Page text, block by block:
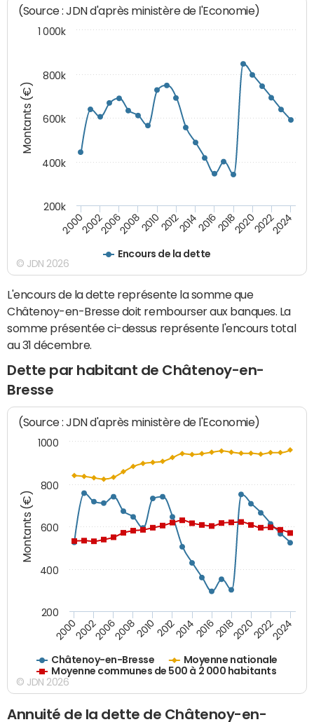
Montants (€)
(Source : JDN d'après ministère de l'Economie)
Encours de la dette
200020022006200820102012201420162018202020222024
400k
600k
800k
200k
1 000k
© JDN 2026
L'encours de la dette représente la somme que
Châtenoy-en-Bresse doit rembourser aux banques. La
somme présentée ci-dessus représente l'encours total
au 31 décembre.
Dette par habitant de Châtenoy-en-
Bresse
Montants (€)
(Source : JDN d'après ministère de l'Economie)
Châtenoy-en-Bresse
Moyenne nationale
Moyenne communes de 500 à 2 000 habitants
200020022006200820102012201420162018202020222024
200
400
600
800
1000
© JDN 2026
Annuité de la dette de Châtenoy-en-